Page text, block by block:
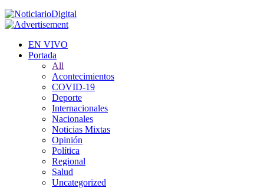
EN VIVO
Portada
All
Acontecimientos
COVID-19
Deporte
Internacionales
Nacionales
Noticias Mixtas
Opinión
Política
Regional
Salud
Uncategorized